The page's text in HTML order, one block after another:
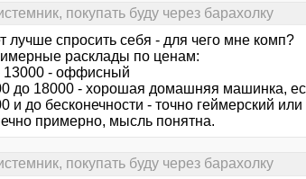
покупать буду через барахолку
лучше спросить себя - для чего мне комп?
расклады по ценам:
13000 - оффисный
до 18000 - хорошая домашняя машинка,
и до бесконечности - точно геймерский
примерно, мысль понятна.
покупать буду через барахолку